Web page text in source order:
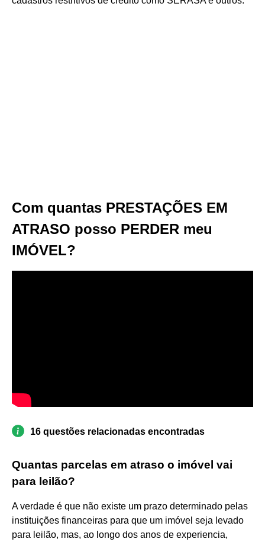
Com quantas PRESTAÇÕES EM
ATRASO posso PERDER meu
IMÓVEL?
16 questões relacionadas encontradas
Quantas parcelas em atraso o imóvel vai
para leilão?
A verdade é que não existe um prazo determinado pelas
instituições financeiras para que um imóvel seja levado
para leilão, mas, ao longo dos anos de experiencia,